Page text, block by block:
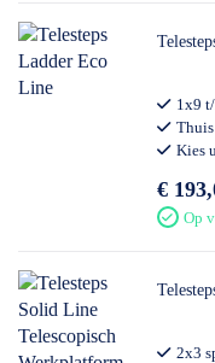
1x9
Kies
€
Op
2x3